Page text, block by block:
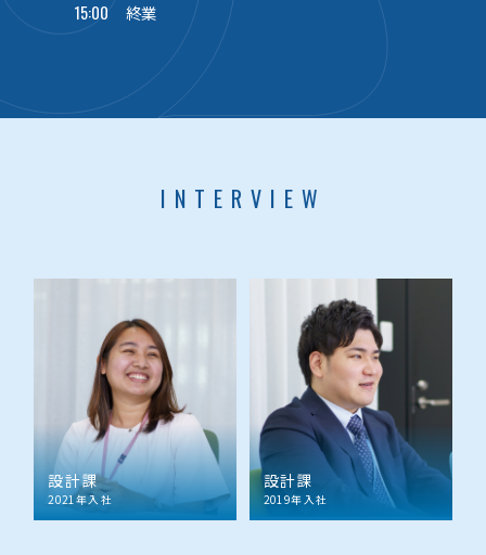
15:00
終業
INTERVIEW
設計課
2021年入社
設計課
2019年入社